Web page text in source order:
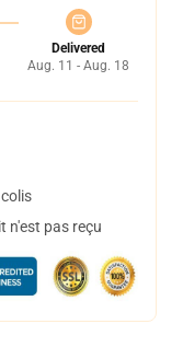
Delivered
Aug. 11 - Aug. 18
n'est pas reçu